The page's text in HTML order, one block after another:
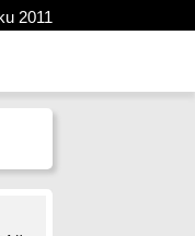
2011